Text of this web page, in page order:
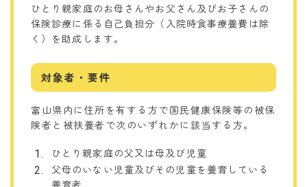
ひとり親家庭のお母さんやお父さん及びお子さんの
保険診療に係る自己負担分（入院時食事療養費は除
く）を助成します。
対象者・要件
富山県内に住所を有する方で国民健康保険等の被保
険者と被扶養者で次のいずれかに該当する方。
ひとり親家庭の父又は母及び児童
父母のいない児童及びその児童を養育している